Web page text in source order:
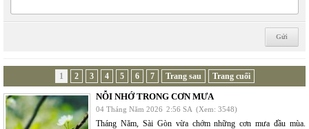
1 2 3 4 5 6 7 Trang sau Trang cuối
NỖI NHỚ TRONG CƠN MƯA
04 Tháng Năm 2026 2:56 SA (Xem: 3548)
Tháng Năm, Sài Gòn vừa chớm những cơn mưa đầu mùa.